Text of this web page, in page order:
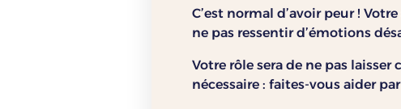
C’est normal d’avoir peur !
ne pas ressentir d’émotions
Votre rôle sera de ne pas
nécessaire : faites-vous aider